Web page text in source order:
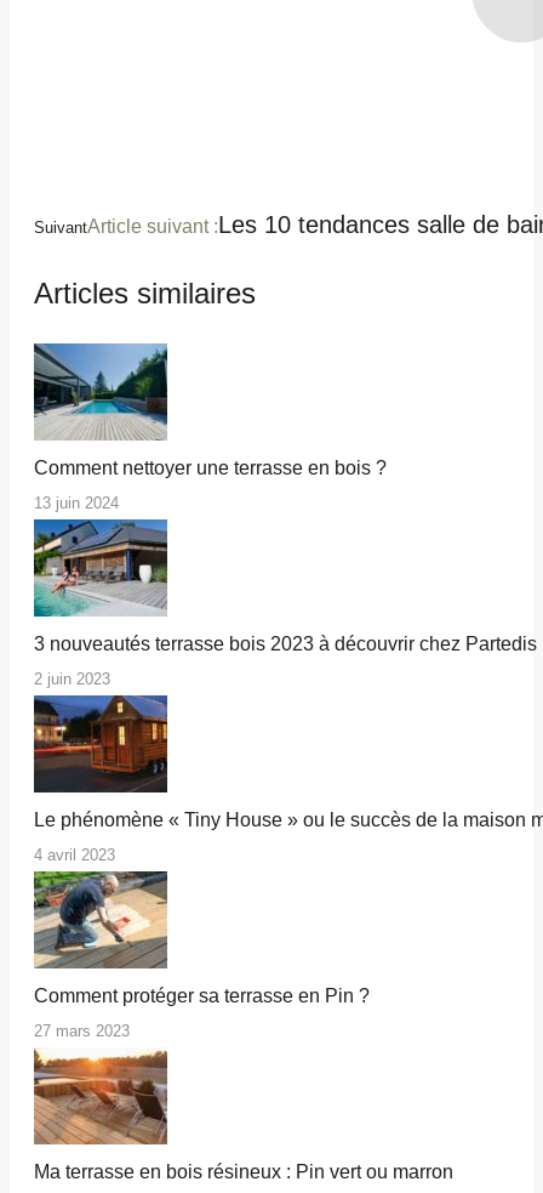
SuivantArticle suivant :Les 10 tendances salle de
Articles similaires
Comment nettoyer une terrasse en bois ?
13 juin 2024
3 nouveautés terrasse bois 2023 à découvrir chez Partedis
2 juin 2023
Le phénomène « Tiny House » ou le succès de la maison
4 avril 2023
Comment protéger sa terrasse en Pin ?
27 mars 2023
Ma terrasse en bois résineux : Pin vert ou marron